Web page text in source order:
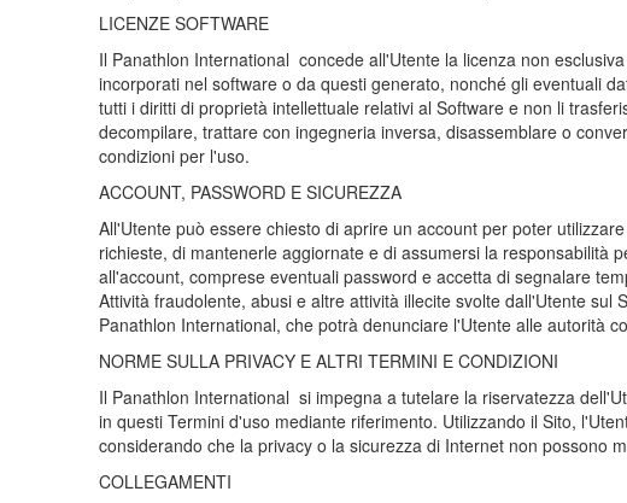
LICENZE SOFTWARE
Il Panathlon International concede all'Utente la licenza non
incorporati nel software o da questi generato, nonché gli eventuali
tutti i diritti di proprietà intellettuale relativi al Software e non li
decompilare, trattare con ingegneria inversa, disassemblare o
condizioni per l'uso.
ACCOUNT, PASSWORD E SICUREZZA
All'Utente può essere chiesto di aprire un account per poter
richieste, di mantenerle aggiornate e di assumersi la responsabilità
all'account, comprese eventuali password e accetta di segnalare
Attività fraudolente, abusi e altre attività illecite svolte dall'Utente
Panathlon International, che potrà denunciare l'Utente alle autorità
NORME SULLA PRIVACY E ALTRI TERMINI E CONDIZIONI
Il Panathlon International si impegna a tutelare la riservatezza
in questi Termini d'uso mediante riferimento. Utilizzando il Sito,
considerando che la privacy o la sicurezza di Internet non possono
COLLEGAMENTI